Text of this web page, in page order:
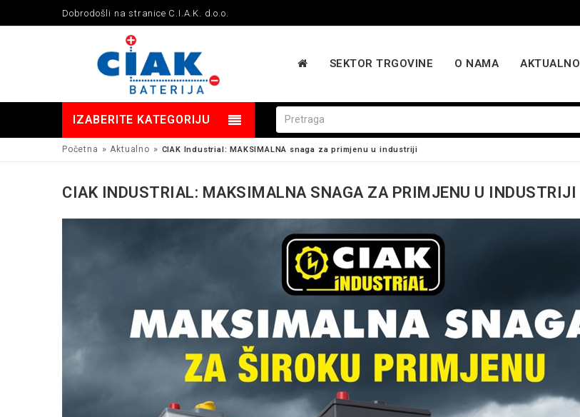
Dobrodošli na stranice C.I.A.K. d.o.o.
SEKTOR TRGOVINE O NAMA AKTUALNO
IZABERITE KATEGORIJU
Početna » Aktualno » CIAK Industrial: MAKSIMALNA snaga za primjenu u industriji
CIAK INDUSTRIAL: MAKSIMALNA SNAGA ZA PRIMJENU U INDUSTRIJI